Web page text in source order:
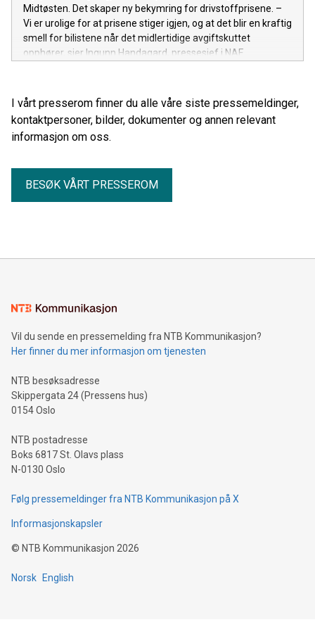
Midtøsten. Det skaper ny bekymring for drivstoffprisene. –
Vi er urolige for at prisene stiger igjen, og at det blir en kraftig
smell for bilistene når det midlertidige avgiftskuttet
opphører, sier Ingunn Handagard, pressesjef i NAF.
I vårt presserom finner du alle våre siste pressemeldinger,
kontaktpersoner, bilder, dokumenter og annen relevant
informasjon om oss.
BESØK VÅRT PRESSEROM
Vil du sende en pressemelding fra NTB Kommunikasjon?
Her finner du mer informasjon om tjenesten
NTB besøksadresse
Skippergata 24 (Pressens hus)
0154 Oslo
NTB postadresse
Boks 6817 St. Olavs plass
N-0130 Oslo
Følg pressemeldinger fra NTB Kommunikasjon på X
Informasjonskapsler
© NTB Kommunikasjon 2026
Norsk English